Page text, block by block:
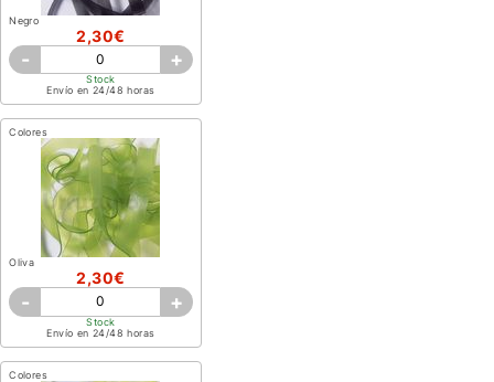
Negro
2,30€
- +
Stock
Envío en 24/48 horas
Colores
Oliva
2,30€
- +
Stock
Envío en 24/48 horas
Colores